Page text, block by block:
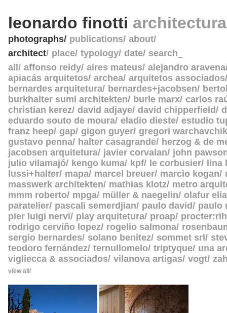
leonardo finotti
photographs publications about
architect place typology date search_
all
affonso reidy aires mateus alejandro aravena
apiacás arquitetos archea arquitetos associados
bernardes arquitetura
bernardes+jacobsen
burkhalter sumi architekten
burle marx carlos
christian kerez david adjaye david chipperfield
eduardo souto de moura eladio dieste estudio
franz heep gap gigon guyer gregori warchavchik
gustavo penna
halter casagrande
herzog & de
jacobsen arquitetura javier corvalan
john
julio vilamajó
kengo kuma kpf le corbusier
lina
lussi+halter mapa marcel breuer marcio kogan
masswerk architekten
mathias klotz metro
mmm roberto mpga müller & naegelin olafur
paratelier pascali semerdjian paulo david
paulo
pier luigi nervi
play arquitetura proap
rodrigo cerviño lopez rogelio salmona
sergio bernardes
solano benitez sommet srl
teodoro fernández ternullomelo triptyque una
vigliecca & associados vilanova artigas vogt
view all